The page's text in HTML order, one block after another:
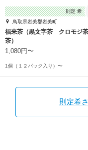
則定 希
鳥取県岩美郡岩美町
福来茶（黒文字茶 クロモジ
茶）
1,080円〜
1個（１２パック入り）〜
則定希